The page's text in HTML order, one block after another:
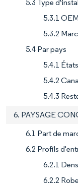
5.3 Type
5.3.1 OEM
5.3.2
5.4 Par pays
5.4.1
5.4.2
5.4.3
6. PAYSAGE
6.1 Part de
6.2 Profils
6.2.1
6.2.2